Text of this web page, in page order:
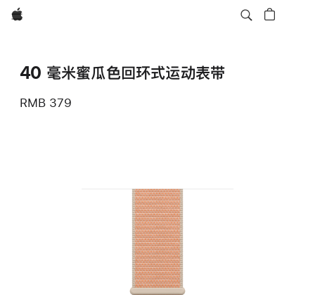
Apple
40 毫米蜜瓜色回环式运动表带
RMB 379